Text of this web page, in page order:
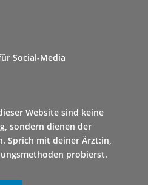
Social-Media
Website sind keine
sondern dienen der
Sprich mit deiner Ärzt:in,
probierst.